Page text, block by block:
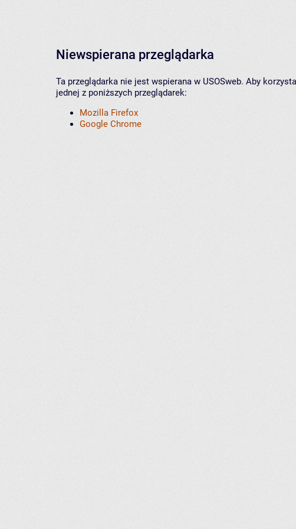
Niewspierana przeglądarka
Ta przeglądarka nie jest wspierana w USOSweb. Aby
jednej z poniższych przeglądarek:
Mozilla Firefox
Google Chrome